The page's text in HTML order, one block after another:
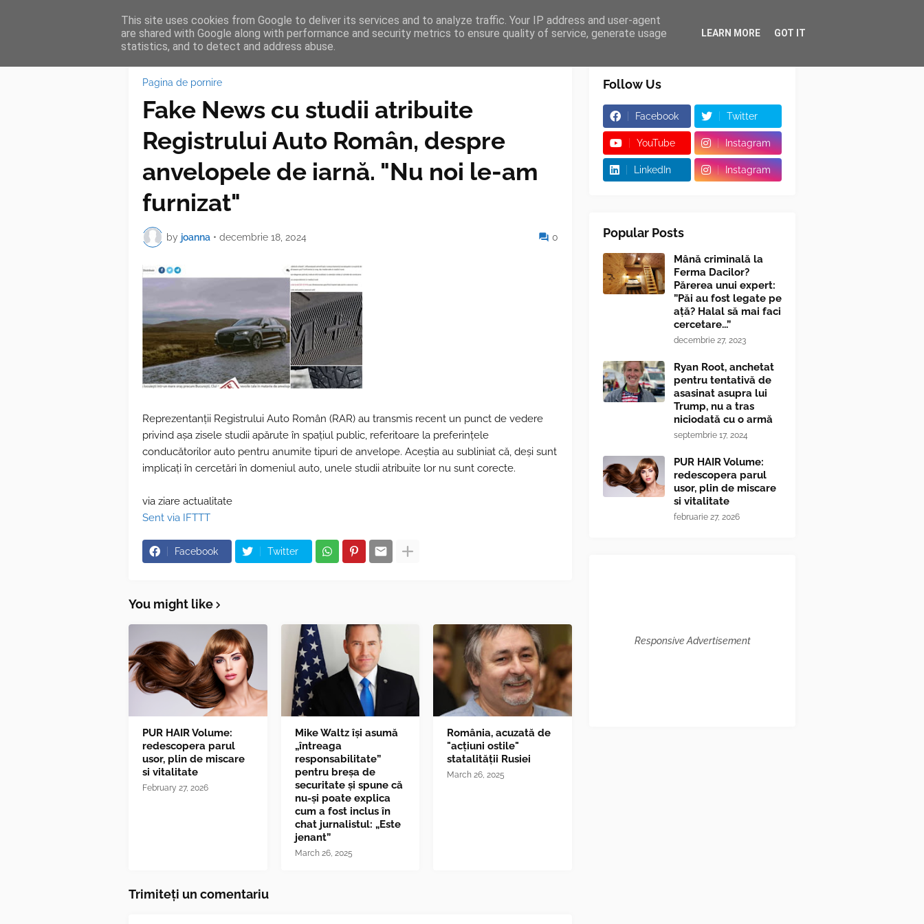
HOME FEATURES BLOGGER TIPOGRAPHY SHORTCODES
Pagina de pornire
Fake News cu studii atribuite
Registrului Auto Român, despre
anvelopele de iarnă. "Nu noi le-am
furnizat"
by joanna • decembrie 18, 2024 0
Reprezentanții Registrului Auto Român (RAR) au transmis recent un punct de vedere
privind așa zisele studii apărute în spațiul public, referitoare la preferințele
conducătorilor auto pentru anumite tipuri de anvelope. Aceștia au subliniat că, deși sunt
implicați în cercetări în domeniul auto, unele studii atribuite lor nu sunt corecte.
via ziare actualitate
Sent via IFTTT
Facebook Twitter
You might like
PUR HAIR Volume:
redescopera parul
usor, plin de miscare
si vitalitate
February 27, 2026
Mike Waltz îşi asumă
„întreaga
responsabilitate”
pentru breşa de
securitate și spune că
nu-și poate explica
cum a fost inclus în
chat jurnalistul: „Este
jenant”
March 26, 2025
România, acuzată de
"acțiuni ostile"
statalității Rusiei
March 26, 2025
Trimiteți un comentariu
Follow Us
Facebook Twitter
YouTube Instagram
LinkedIn Instagram
Popular Posts
Mână criminală la
Ferma Dacilor?
Părerea unui expert:
”Păi au fost legate pe
ață? Halal să mai faci
cercetare...”
decembrie 27, 2023
Ryan Root, anchetat
pentru tentativă de
asasinat asupra lui
Trump, nu a tras
niciodată cu o armă
septembrie 17, 2024
PUR HAIR Volume:
redescopera parul
usor, plin de miscare
si vitalitate
februarie 27, 2026
Responsive Advertisement
This site uses cookies from Google to deliver its services and to analyze traffic. Your IP address and user-agent
are shared with Google along with performance and security metrics to ensure quality of service, generate usage
statistics, and to detect and address abuse.
LEARN MORE GOT IT